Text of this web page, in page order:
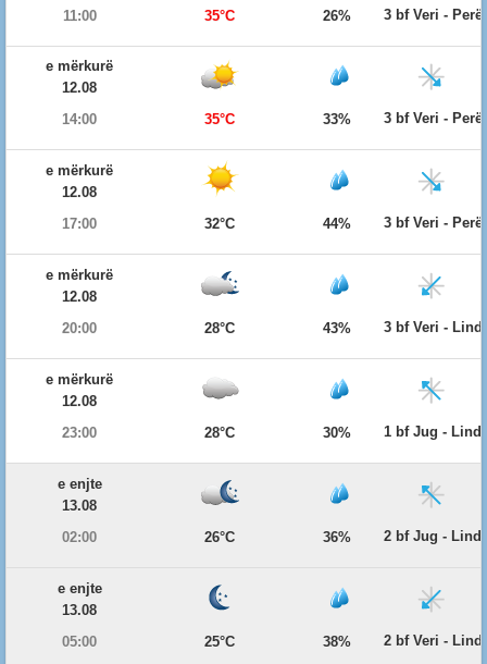
11:00
35°C 26% 3 bf Veri -
e mërkurë
12.08
14:00
35°C 33% 3 bf Veri -
e mërkurë
12.08
17:00
32°C 44% 3 bf Veri -
e mërkurë
12.08
20:00
28°C 43% 3 bf Veri -
e mërkurë
12.08
23:00
28°C 30% 1 bf Jug -
e enjte
13.08
02:00
26°C 36% 2 bf Jug -
e enjte
13.08
05:00
25°C 38% 2 bf Veri -